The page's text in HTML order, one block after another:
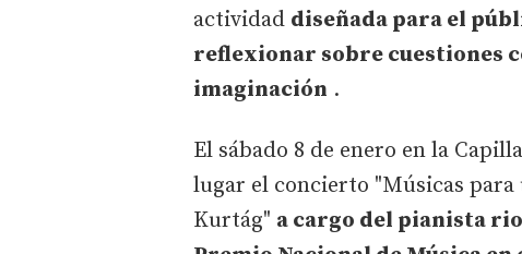
actividad diseñada para el
reflexionar sobre cuestiones
imaginación .
El sábado 8 de enero en la
lugar el concierto "Músicas
Kurtág" a cargo del pianista